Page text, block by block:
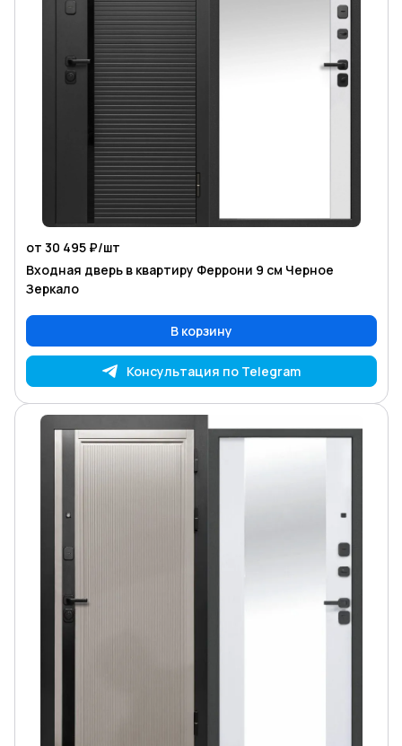
от 30 495 ₽/шт
Входная дверь в квартиру Феррони 9 см Черное
Зеркало
В корзину
Консультация по Telegram